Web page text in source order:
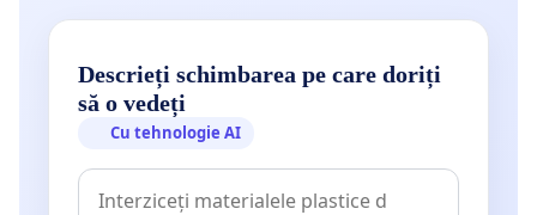
Descrieți schimbarea pe care doriți
să o vedeți
Cu tehnologie AI